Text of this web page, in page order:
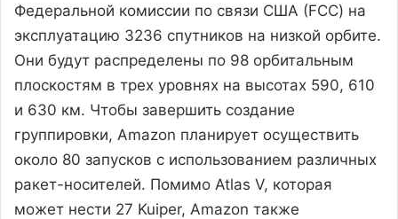
Федеральной комиссии по связи США (FCC) на
эксплуатацию 3236 спутников на низкой орбите.
Они будут распределены по 98 орбитальным
плоскостям в трех уровнях на высотах 590, 610
и 630 км. Чтобы завершить создание
группировки, Amazon планирует осуществить
около 80 запусков с использованием различных
ракет-носителей. Помимо Atlas V, которая
может нести 27 Kuiper, Amazon также